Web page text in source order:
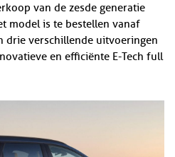
van de zesde generatie
model is te bestellen vanaf
drie verschillende uitvoeringen
en efficiënte E-Tech full